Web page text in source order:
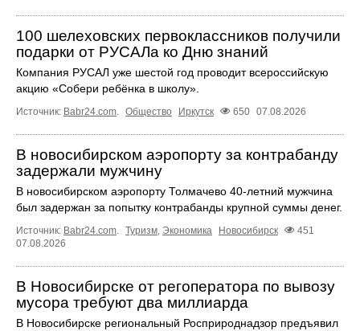
100 шелеховских первоклассников получили
подарки от РУСАЛа ко Дню знаний
Компания РУСАЛ уже шестой год проводит всероссийскую
акцию «Собери ребёнка в школу».
Источник: Babr24.com. Общество Иркутск 650 07.08.2026
В новосибирском аэропорту за контрабанду
задержали мужчину
В новосибирском аэропорту Толмачево 40-летний мужчина
был задержан за попытку контрабанды крупной суммы денег.
Источник: Babr24.com. Туризм, Экономика Новосибирск
451
07.08.2026
В Новосибирске от регоператора по вывозу
мусора требуют два миллиарда
В Новосибирске региональный Росприроднадзор предъявил